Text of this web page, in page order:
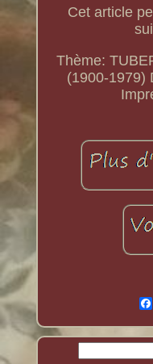
Cet article
Thème:
(1900-1979)